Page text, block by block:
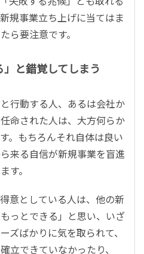
規事業立ち上げに当てはま
ら要注意です。
と錯覚してしまう
行動する人、あるは会社か
命された人は、大方何らか
。もちろんそれ自体は良い
来る自信が新規事業を盲進
す。
意としている人は、他の新
っとできる」と思い、いざ
ズばかりに気を取られて、
立できていなかったり、